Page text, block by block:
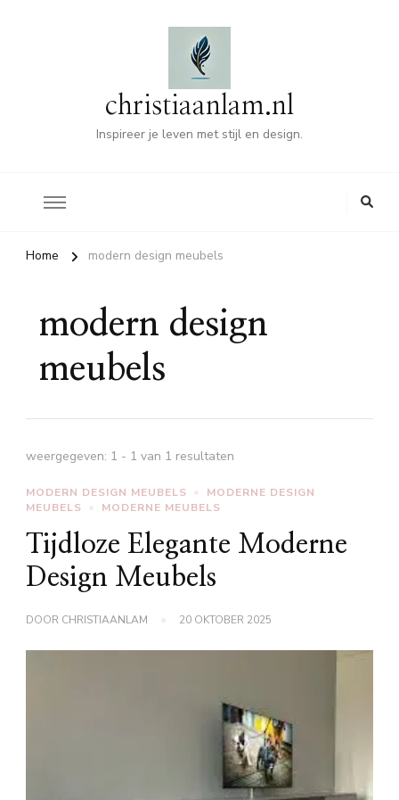
christiaanlam.nl
Inspireer je leven met stijl en design.
Home modern design meubels
modern design
meubels
weergegeven: 1 - 1 van 1 resultaten
MODERN DESIGN MEUBELS
MODERNE DESIGN
MEUBELS
MODERNE MEUBELS
Tijdloze Elegante Moderne
Design Meubels
DOOR CHRISTIAANLAM 20 OKTOBER 2025